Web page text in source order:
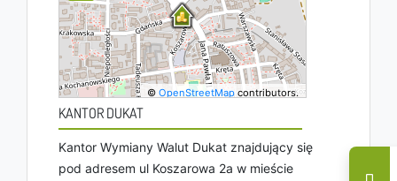
©OpenStreetMap contributors.
KANTOR DUKAT
Kantor Wymiany Walut Dukat znajdujący się
pod adresem ul Koszarowa 2a w mieście